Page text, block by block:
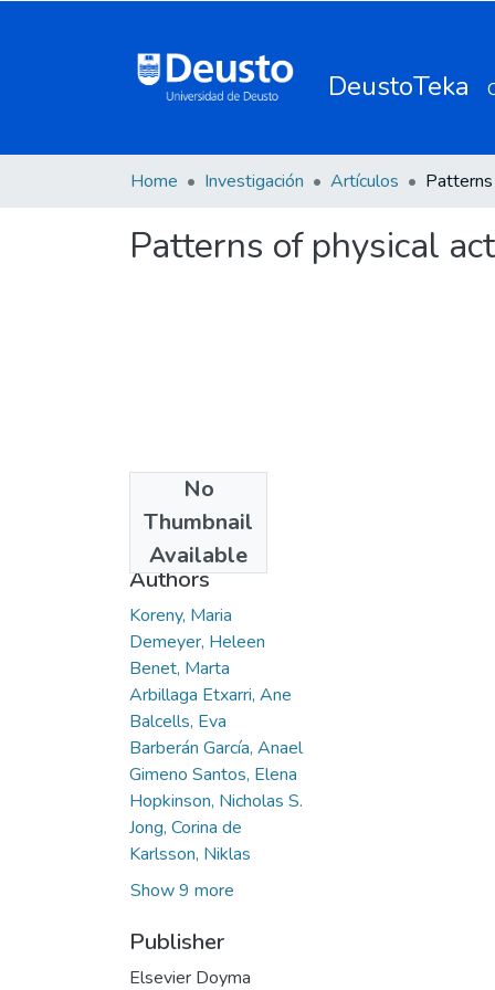
DeustoTeka
Home Investigación Artículos
Patterns of physical
No
Thumbnail
Available
2021-03
Authors
Koreny, Maria
Demeyer, Heleen
Benet, Marta
Arbillaga Etxarri, Ane
Balcells, Eva
Barberán García, Anael
Gimeno Santos, Elena
Hopkinson, Nicholas S.
Jong, Corina de
Karlsson, Niklas
Show 9 more
Publisher
Elsevier Doyma